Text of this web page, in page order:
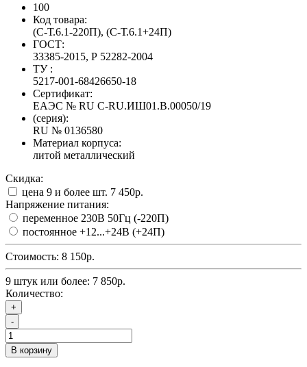
100
Код товара:
(С-Т.6.1-220П), (С-Т.6.1+24П)
ГОСТ:
33385-2015, Р 52282-2004
ТУ :
5217-001-68426650-18
Сертификат:
ЕАЭС № RU С-RU.ИШ01.В.00050/19
(серия):
RU № 0136580
Материал корпуса:
литой металлический
Скидка:
цена 9 и более шт. 7 450р.
Напряжение питания:
переменное 230В 50Гц (-220П)
постоянное +12...+24В (+24П)
Стоимость: 8 150р.
9 штук или более: 7 850р.
Количество:
+
-
В корзину